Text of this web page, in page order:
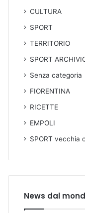
CULTURA
SPORT
TERRITORIO
SPORT
Senza categoria
FIORENTINA
RICETTE
EMPOLI
SPORTvecchia
News dal